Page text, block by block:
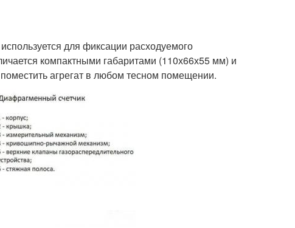
для фиксации расходуемого
компактными габаритами (110х66х55 мм) и
агрегат в любом тесном помещении.